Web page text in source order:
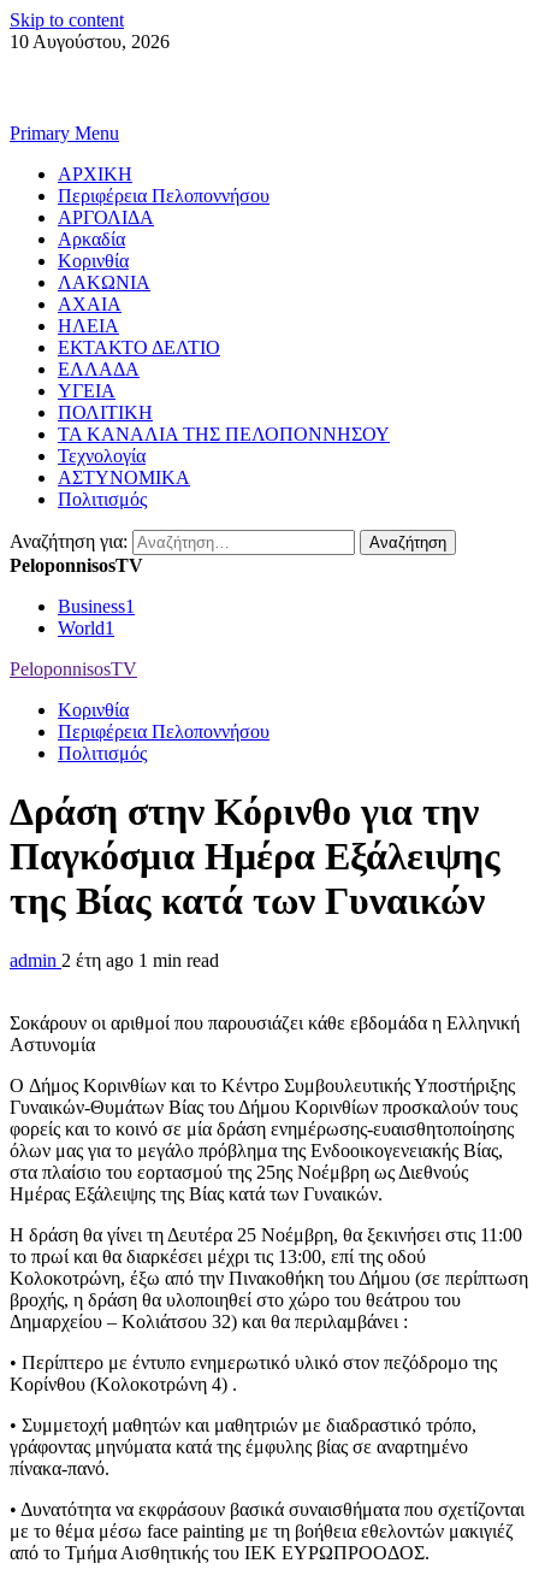
Skip to content
10 Αυγούστου, 2026
Primary Menu
ΑΡΧΙΚΗ
Περιφέρεια Πελοποννήσου
ΑΡΓΟΛΙΔΑ
Αρκαδία
Κορινθία
ΛΑΚΩΝΙΑ
ΑΧΑΙΑ
ΗΛΕΙΑ
ΕΚΤΑΚΤΟ ΔΕΛΤΙΟ
ΕΛΛΑΔΑ
ΥΓΕΙΑ
ΠΟΛΙΤΙΚΗ
ΤΑ ΚΑΝΑΛΙΑ ΤΗΣ ΠΕΛΟΠΟΝΝΗΣΟΥ
Τεχνολογία
ΑΣΤΥΝΟΜΙΚΑ
Πολιτισμός
Αναζήτηση για:
PeloponnisosTV
Business1
World1
PeloponnisosTV
Κορινθία
Περιφέρεια Πελοποννήσου
Πολιτισμός
Δράση στην Κόρινθο για την
Παγκόσμια Ημέρα Εξάλειψης
της Βίας κατά των Γυναικών
admin 2 έτη ago 1 min read
Σοκάρουν οι αριθμοί που παρουσιάζει κάθε εβδομάδα η Ελληνική
Αστυνομία
O Δήμος Κορινθίων και το Κέντρο Συμβουλευτικής Υποστήριξης
Γυναικών-Θυμάτων Βίας του Δήμου Κορινθίων προσκαλούν τους
φορείς και το κοινό σε μία δράση ενημέρωσης-ευαισθητοποίησης
όλων μας για το μεγάλο πρόβλημα της Ενδοοικογενειακής Βίας,
στα πλαίσιο του εορτασμού της 25ης Νοέμβρη ως Διεθνούς
Ημέρας Εξάλειψης της Βίας κατά των Γυναικών.
Η δράση θα γίνει τη Δευτέρα 25 Νοέμβρη, θα ξεκινήσει στις 11:00
το πρωί και θα διαρκέσει μέχρι τις 13:00, επί της οδού
Κολοκοτρώνη, έξω από την Πινακοθήκη του Δήμου (σε περίπτωση
βροχής, η δράση θα υλοποιηθεί στο χώρο του θεάτρου του
Δημαρχείου – Κολιάτσου 32) και θα περιλαμβάνει :
• Περίπτερο με έντυπο ενημερωτικό υλικό στον πεζόδρομο της
Κορίνθου (Κολοκοτρώνη 4) .
• Συμμετοχή μαθητών και μαθητριών με διαδραστικό τρόπο,
γράφοντας μηνύματα κατά της έμφυλης βίας σε αναρτημένο
πίνακα-πανό.
• Δυνατότητα να εκφράσουν βασικά συναισθήματα που σχετίζονται
με το θέμα μέσω face painting με τη βοήθεια εθελοντών μακιγιέζ
από το Τμήμα Αισθητικής του ΙΕΚ ΕΥΡΩΠΡΟΟΔΟΣ.